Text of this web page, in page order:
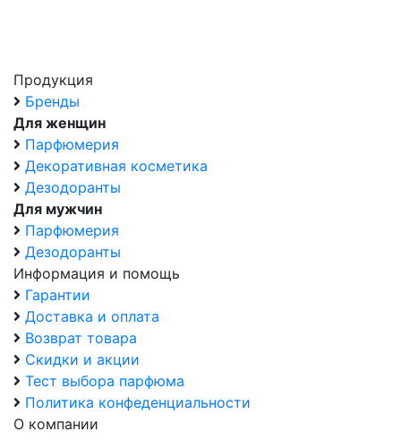
Продукция
Бренды
Для женщин
Парфюмерия
Декоративная косметика
Дезодоранты
Для мужчин
Парфюмерия
Дезодоранты
Информация и помощь
Гарантии
Доставка и оплата
Возврат товара
Скидки и акции
Тест выбора парфюма
Политика конфеденциальности
О компании